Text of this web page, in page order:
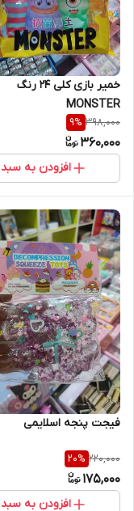
خمیر بازی کلی 24 رنگ
MONSTER
398,000
9%
360,000
افزودن به سبد
فیجت پنجه اسلایمی
220,000
20%
175,000
افزودن به سبد